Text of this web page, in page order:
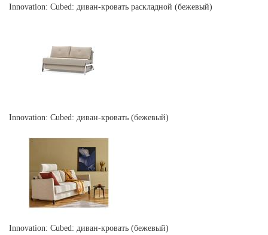
Innovation: Cubed: диван-кровать раскладной (бежевый)
Innovation: Cubed: диван-кровать (бежевый)
Innovation: Cubed: диван-кровать (бежевый)